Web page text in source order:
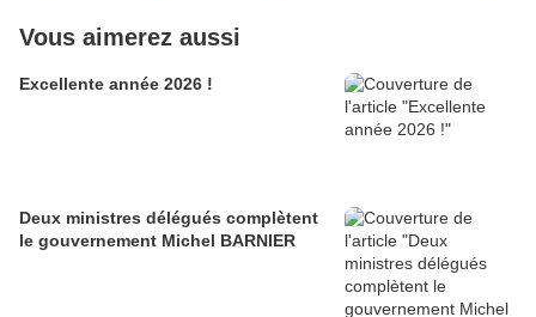
Vous aimerez aussi
Excellente année 2026 !
Deux ministres délégués complètent
le gouvernement Michel BARNIER